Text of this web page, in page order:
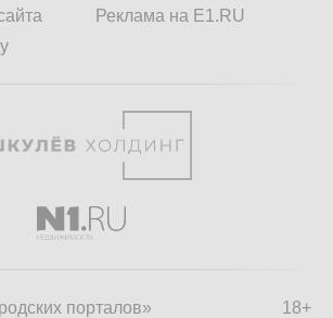
Реклама на E1.RU
18+
порталов»